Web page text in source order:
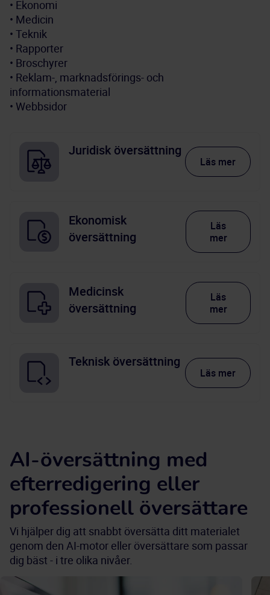
• Ekonomi
• Medicin
• Teknik
• Rapporter
• Broschyrer
• Reklam-, marknadsförings- och
informationsmaterial
• Webbsidor
Juridisk översättning
Läs mer
Ekonomisk
översättning
Läs
mer
Medicinsk
översättning
Läs
mer
Teknisk översättning
Läs mer
AI-översättning med
efterredigering eller
professionell översättare
Vi hjälper dig att snabbt översätta ditt materialet
genom den AI-motor eller översättare som passar
dig bäst - i tre olika nivåer.